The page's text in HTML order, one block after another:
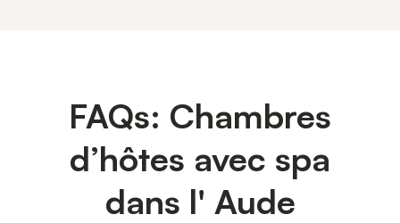
FAQs: Chambres
d’hôtes avec spa
dans l' Aude